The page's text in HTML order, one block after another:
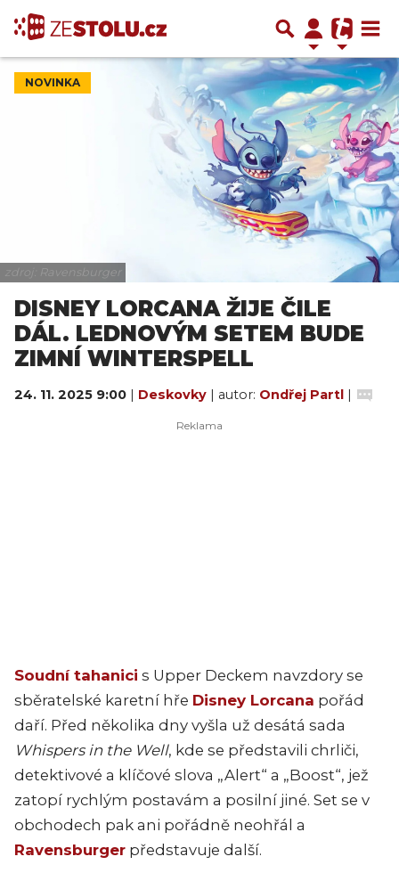
NOVINKA
zdroj: Ravensburger
DISNEY LORCANA ŽIJE ČILE
DÁL. LEDNOVÝM SETEM BUDE
ZIMNÍ WINTERSPELL
24. 11. 2025 9:00 | Deskovky | autor: Ondřej Partl |
Soudní tahanici s Upper Deckem navzdory se
sběratelské karetní hře Disney Lorcana pořád
daří. Před několika dny vyšla už desátá sada
Whispers in the Well, kde se představili chrliči,
detektivové a klíčové slova „Alert“ a „Boost“, jež
zatopí rychlým postavám a posilní jiné. Set se v
obchodech pak ani pořádně neohřál a
Ravensburger představuje další.